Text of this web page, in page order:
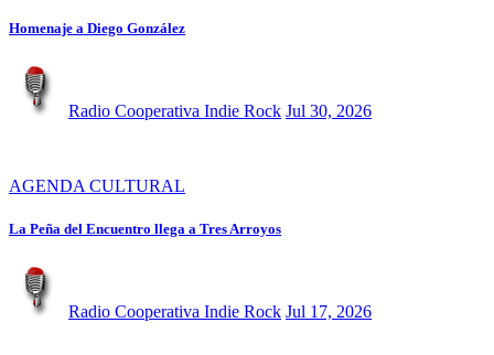
Homenaje a Diego González
Radio Cooperativa Indie Rock Jul 30, 2026
AGENDA CULTURAL
La Peña del Encuentro llega a Tres Arroyos
Radio Cooperativa Indie Rock Jul 17, 2026